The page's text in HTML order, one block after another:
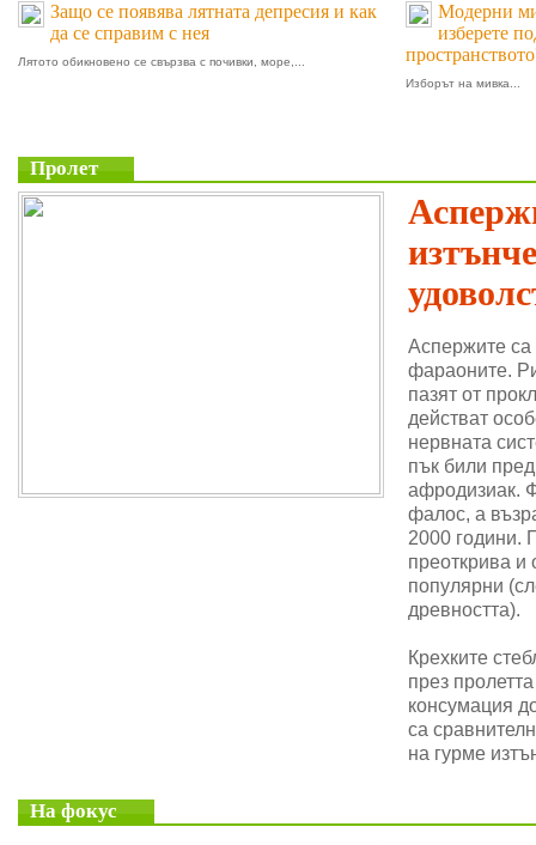
Защо се появява лятната депресия и как
да се справим с нея
Лятото обикновено се свързва с почивки, море,...
Модерни
изберете
Изборът на мивка...
Пролет
Аспержите
фараоните.
пазят от
действат
нервната
пък били
афродизиак.
фалос, а
2000 години.
преоткрива и
популярни
древността).
Крехките
през
консумация
са
на гурме
На фокус